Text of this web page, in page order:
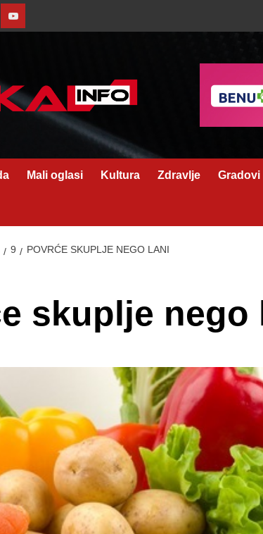
Youtube
Mali oglasi Kultura Zdravlje Gradovi
9 POVRĆE SKUPLJE NEGO LANI
skuplje nego